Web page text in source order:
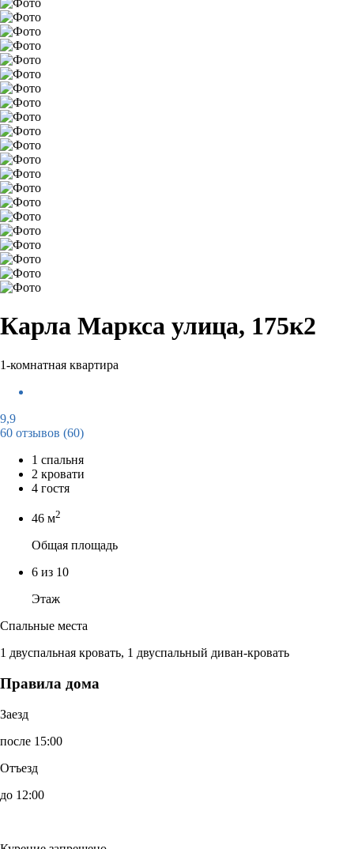
Карла Маркса улица, 175к2
1-комнатная квартира
9,9
60 отзывов (60)
1 спальня
2 кровати
4 гостя
46 м2
Общая площадь
6 из 10
Этаж
Спальные места
1 двуспальная кровать, 1 двуспальный диван-кровать
Правила дома
Заезд
после 15:00
Отъезд
до 12:00